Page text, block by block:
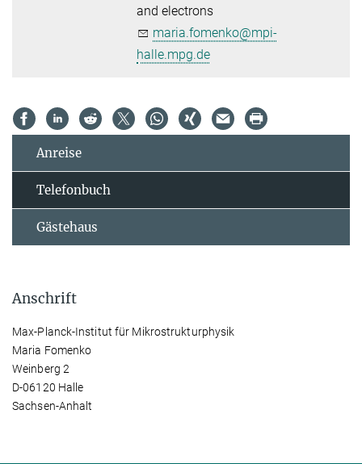
and electrons
maria.fomenko@mpi-
halle.mpg.de
Anreise
Telefonbuch
Gästehaus
Anschrift
Max-Planck-Institut für Mikrostrukturphysik
Maria Fomenko
Weinberg 2
D-06120 Halle
Sachsen-Anhalt